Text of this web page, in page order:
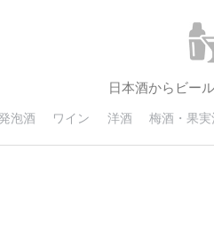
日本酒からビー
泡酒 ワイン 洋酒 梅酒・果実